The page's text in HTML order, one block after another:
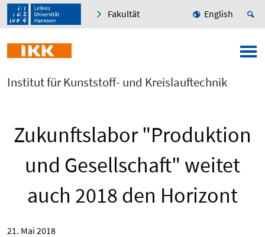
Fakultät English
Institut für Kunststoff- und Kreislauftechnik
Zukunftslabor "Produktion
und Gesellschaft" weitet
auch 2018 den Horizont
21. Mai 2018